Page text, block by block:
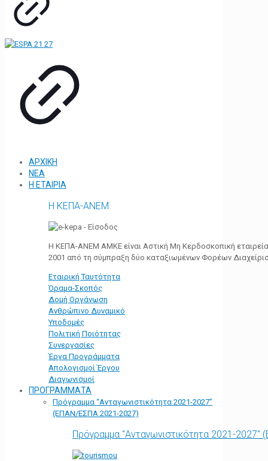
ΑΡΧΙΚΗ
ΝΕΑ
Η ΕΤΑΙΡΙΑ
Η ΚΕΠΑ-ΑΝΕΜ
Η ΚΕΠΑ-ΑΝΕΜ ΑΜΚΕ είναι Αστική Μη Κερδοσκοπική
2001 από τη σύμπραξη δύο καταξιωμένων Φορέων
Εταιρική Ταυτότητα
Όραμα-Σκοπός
Δομή Οργάνωση
Ανθρώπινο Δυναμικό
Υποδομές
Πολιτική Ποιότητας
Συνεργασίες
Έργα Προγράμματα
Απολογισμοί Έργου
Διαγωνισμοί
ΠΡΟΓΡΑΜΜΑΤΑ
Πρόγραμμα “Ανταγωνιστικότητα 2021-2027”
(ΕΠΑΝ/ΕΣΠΑ 2021-2027)
Πρόγραμμα "Ανταγωνιστικότητα 2021-